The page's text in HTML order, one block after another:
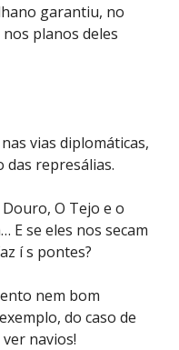
garantiu, no
planos deles
vias diplomáticas,
das represálias.
O Tejo e o
E se eles nos secam
í s pontes?
nem bom
do caso de
navios!